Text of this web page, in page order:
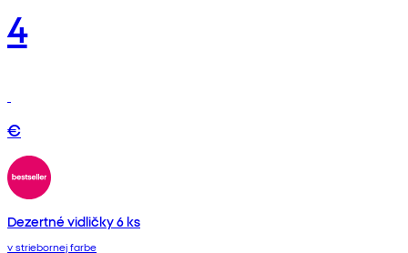
4
€
Dezertné vidličky 6 ks
v striebornej farbe